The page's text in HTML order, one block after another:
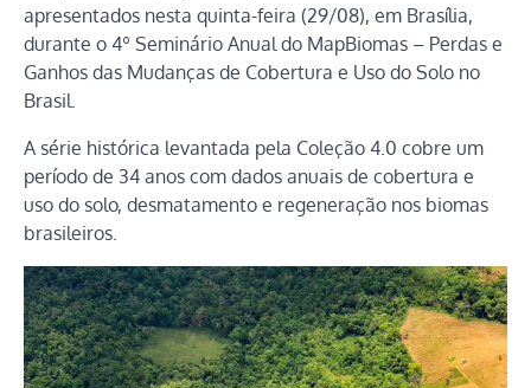
apresentados nesta quinta-feira (29/08), em Brasília,
durante o 4º Seminário Anual do MapBiomas – Perdas e
Ganhos das Mudanças de Cobertura e Uso do Solo no
Brasil.
A série histórica levantada pela Coleção 4.0 cobre um
período de 34 anos com dados anuais de cobertura e
uso do solo, desmatamento e regeneração nos biomas
brasileiros.